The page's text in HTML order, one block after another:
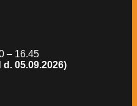
– 16.45
05.09.2026)